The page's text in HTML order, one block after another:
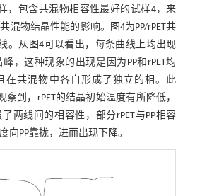
，包含共混物相容性最好的试样4，来
混物结晶性能的影响。
图4为PP/rPET共
。从图4 可以看出，每条曲线上均出现
峰，这种现象的出现是因为PP和rPET均
在共混物中各自形成了独立的相。此
察到，rPET的结晶初始温度有所降低，
两线间的相容性，部分rPET与PP相容
向PP靠拢，进而出现下降。